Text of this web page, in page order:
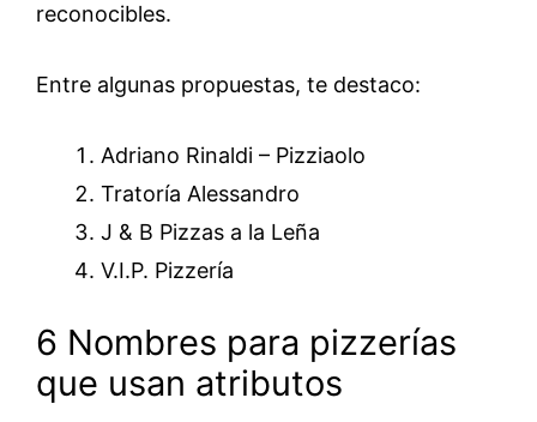
reconocibles.
Entre algunas propuestas, te destaco:
Adriano Rinaldi – Pizziaolo
Tratoría Alessandro
J & B Pizzas a la Leña
V.I.P. Pizzería
6 Nombres para pizzerías
que usan atributos